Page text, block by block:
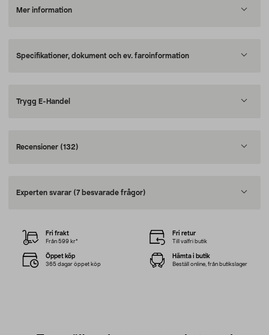
Mer information
Specifikationer, dokument och ev. faroinformation
Trygg E-Handel
Recensioner (132)
Experten svarar (7 besvarade frågor)
Fri frakt
Från 599 kr*
Fri retur
Till valfri butik
Öppet köp
365 dagar öppet köp
Hämta i butik
Beställ online, från butikslager